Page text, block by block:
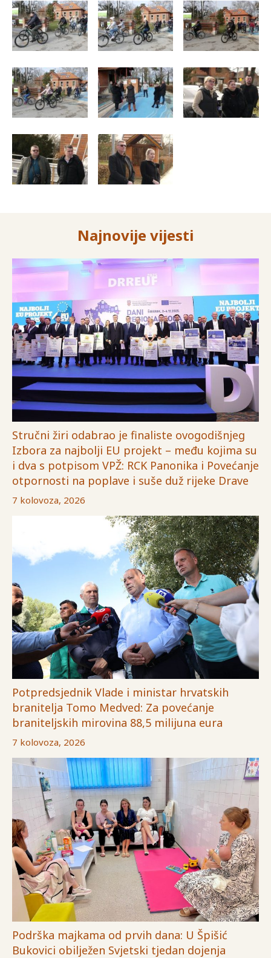
Najnovije vijesti
Stručni žiri odabrao je finaliste ovogodišnjeg
Izbora za najbolji EU projekt – među kojima su
i dva s potpisom VPŽ: RCK Panonika i Povećanje
otpornosti na poplave i suše duž rijeke Drave
7 kolovoza, 2026
Potpredsjednik Vlade i ministar hrvatskih
branitelja Tomo Medved: Za povećanje
braniteljskih mirovina 88,5 milijuna eura
7 kolovoza, 2026
Podrška majkama od prvih dana: U Špišić
Bukovici obilježen Svjetski tjedan dojenja